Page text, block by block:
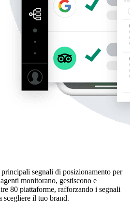
segnali di posizionamento per
monitorano, gestiscono e
80 piattaforme, rafforzando i segnali
il tuo brand.